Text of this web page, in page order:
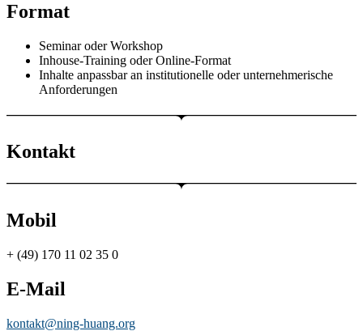
Format
Seminar oder Workshop
Inhouse-Training oder Online-Format
Inhalte anpassbar an institutionelle oder unternehmerische
Anforderungen
Kontakt
Mobil
+ (49) 170 11 02 35 0
E-Mail
kontakt@ning-huang.org